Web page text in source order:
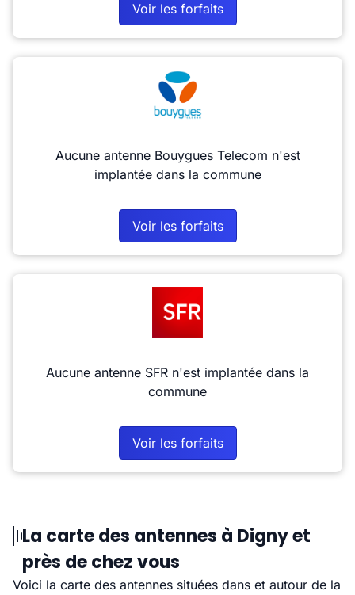
Voir les forfaits
Aucune antenne Bouygues Telecom n'est
implantée dans la commune
Voir les forfaits
Aucune antenne SFR n'est implantée dans la
commune
Voir les forfaits
La carte des antennes à Digny et
près de chez vous
Voici la carte des antennes situées dans et autour de la